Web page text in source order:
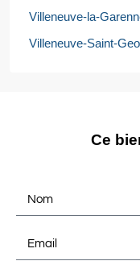
Villeneuve-la-
Villeneuve-Saint-
Ce